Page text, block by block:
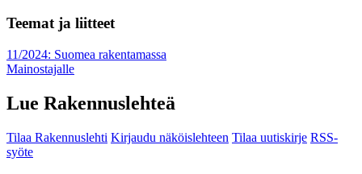
Teemat ja liitteet
11/2024: Suomea rakentamassa
Mainostajalle
Lue Rakennuslehteä
Tilaa Rakennuslehti Kirjaudu näköislehteen Tilaa uutiskirje RSS-
syöte